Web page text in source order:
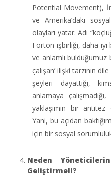
Potential Movement),
ve Amerika’daki
olayları yatar. Adı
Forton işbirliği, daha iyi
ve anlamlı bulduğumuz
çalışan’ ilişki tarzının
şeyleri dayattığı,
anlamaya
yaklaşımın bir antitez
Yani, bu açıdan
için bir sosyal
Neden
Geliştirmeli?